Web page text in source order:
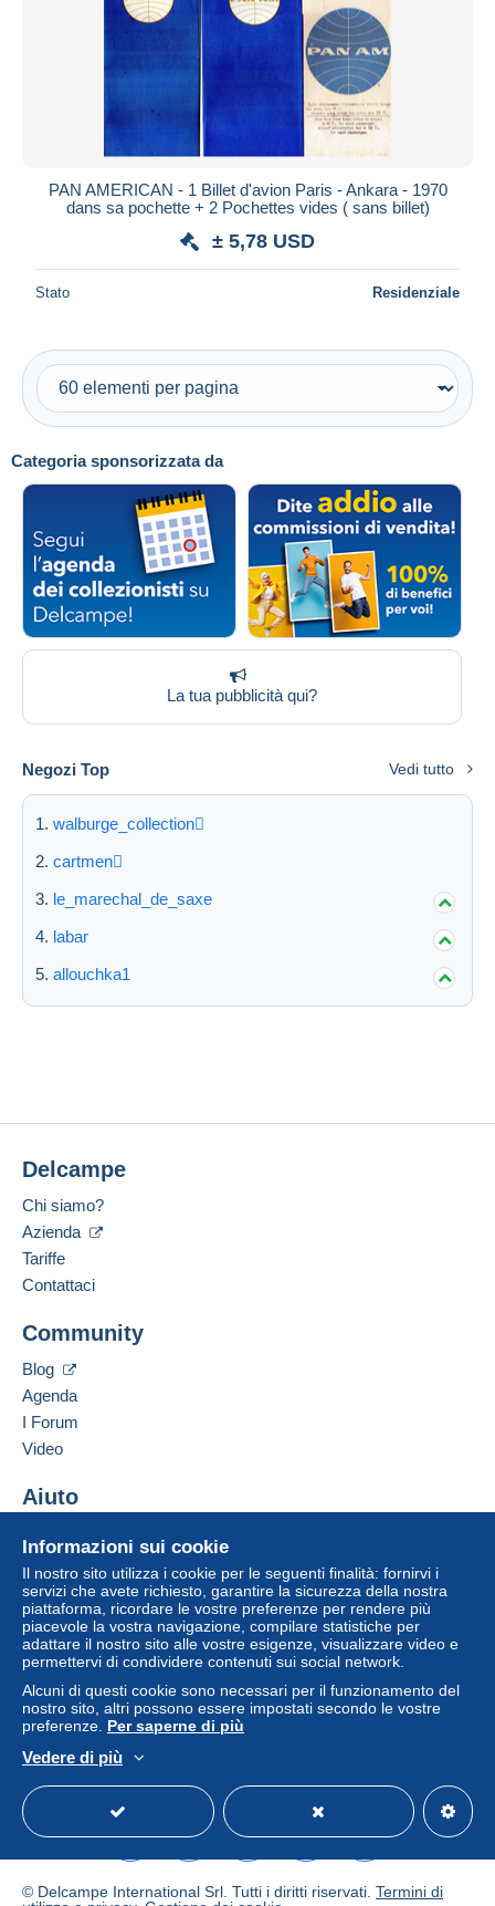
Categoria sponsorizzata da
La tua pubblicità qui?
Negozi Top Vedi tutto
walburge_collection
cartmen
le_marechal_de_saxe
labar
allouchka1
PAN AMERICAN - 1 Billet d'avion Paris - Ankara - 1970
dans sa pochette + 2 Pochettes vides ( sans billet)
± 5,78 USD
Stato Residenziale
Informazioni sui cookie
Il nostro sito utilizza i cookie per le seguenti finalità: fornirvi i
servizi che avete richiesto, garantire la sicurezza della nostra
piattaforma, ricordare le vostre preferenze per rendere più
piacevole la vostra navigazione, compilare statistiche per
adattare il nostro sito alle vostre esigenze, visualizzare video e
permettervi di condividere contenuti sui social network.
Alcuni di questi cookie sono necessari per il funzionamento del
nostro sito, altri possono essere impostati secondo le vostre
preferenze. Per saperne di più
Vedere di più
Delcampe
Chi siamo?
Azienda
Tariffe
Contattaci
Community
Blog
Agenda
I Forum
Video
Aiuto
Acquistare su Delcampe
Vendere su Delcampe
Un sito sicuro
© Delcampe International Srl. Tutti i diritti riservati. Termini di